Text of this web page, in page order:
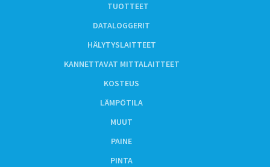
TUOTTEET
DATALOGGERIT
HÄLYTYSLAITTEET
KANNETTAVAT MITTALAITTEET
KOSTEUS
LÄMPÖTILA
MUUT
PAINE
PINTA